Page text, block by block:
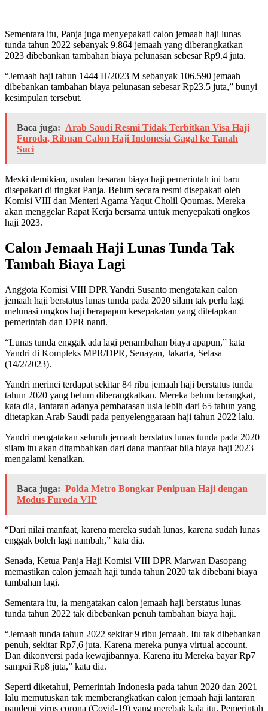
Sementara itu, Panja juga menyepakati calon jemaah haji lunas
tunda tahun 2022 sebanyak 9.864 jemaah yang diberangkatkan
2023 dibebankan tambahan biaya pelunasan sebesar Rp9.4 juta.
“Jemaah haji tahun 1444 H/2023 M sebanyak 106.590 jemaah
dibebankan tambahan biaya pelunasan sebesar Rp23.5 juta,” bunyi
kesimpulan tersebut.
Baca juga: Arab Saudi Resmi Tidak Terbitkan Visa Haji
Furoda, Ribuan Calon Haji Indonesia Gagal ke Tanah
Suci
Meski demikian, usulan besaran biaya haji pemerintah ini baru
disepakati di tingkat Panja. Belum secara resmi disepakati oleh
Komisi VIII dan Menteri Agama Yaqut Cholil Qoumas. Mereka
akan menggelar Rapat Kerja bersama untuk menyepakati ongkos
haji 2023.
Calon Jemaah Haji Lunas Tunda Tak
Tambah Biaya Lagi
Anggota Komisi VIII DPR Yandri Susanto mengatakan calon
jemaah haji berstatus lunas tunda pada 2020 silam tak perlu lagi
melunasi ongkos haji berapapun kesepakatan yang ditetapkan
pemerintah dan DPR nanti.
“Lunas tunda enggak ada lagi penambahan biaya apapun,” kata
Yandri di Kompleks MPR/DPR, Senayan, Jakarta, Selasa
(14/2/2023).
Yandri merinci terdapat sekitar 84 ribu jemaah haji berstatus tunda
tahun 2020 yang belum diberangkatkan. Mereka belum berangkat,
kata dia, lantaran adanya pembatasan usia lebih dari 65 tahun yang
ditetapkan Arab Saudi pada penyelenggaraan haji tahun 2022 lalu.
Yandri mengatakan seluruh jemaah berstatus lunas tunda pada 2020
silam itu akan ditambahkan dari dana manfaat bila biaya haji 2023
mengalami kenaikan.
Baca juga: Polda Metro Bongkar Penipuan Haji dengan
Modus Furoda VIP
“Dari nilai manfaat, karena mereka sudah lunas, karena sudah lunas
enggak boleh lagi nambah,” kata dia.
Senada, Ketua Panja Haji Komisi VIII DPR Marwan Dasopang
memastikan calon jemaah haji tunda tahun 2020 tak dibebani biaya
tambahan lagi.
Sementara itu, ia mengatakan calon jemaah haji berstatus lunas
tunda tahun 2022 tak dibebankan penuh tambahan biaya haji.
“Jemaah tunda tahun 2022 sekitar 9 ribu jemaah. Itu tak dibebankan
penuh, sekitar Rp7,6 juta. Karena mereka punya virtual account.
Dan dikonversi pada kewajibannya. Karena itu Mereka bayar Rp7
sampai Rp8 juta,” kata dia.
Seperti diketahui, Pemerintah Indonesia pada tahun 2020 dan 2021
lalu memutuskan tak memberangkatkan calon jemaah haji lantaran
pandemi virus corona (Covid-19) yang merebak kala itu. Pemerintah